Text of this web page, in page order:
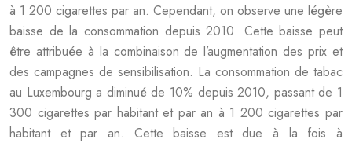
à 1 200 cigarettes par an. Cependant, on observe une légère
baisse de la consommation depuis 2010. Cette baisse peut
être attribuée à la combinaison de l’augmentation des prix et
des campagnes de sensibilisation. La consommation de tabac
au Luxembourg a diminué de 10% depuis 2010, passant de 1
300 cigarettes par habitant et par an à 1 200 cigarettes par
habitant et par an. Cette baisse est due à la fois à